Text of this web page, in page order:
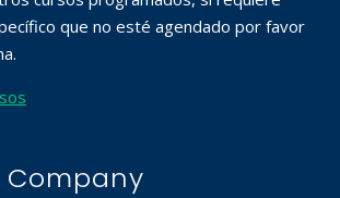
que no esté agendado por favor
Company